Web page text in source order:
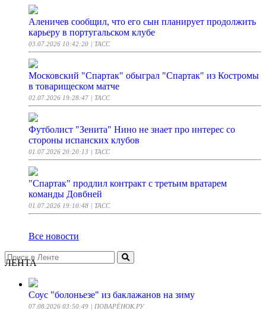
Аленичев сообщил, что его сын планирует продолжить
карьеру в португальском клубе
03.07.2026 10:42:20 | ТАСС
Московский "Спартак" обыграл "Спартак" из Костромы
в товарищеском матче
02.07.2026 19:28:47 | ТАСС
Футболист "Зенита" Нино не знает про интерес со
стороны испанских клубов
01.07.2026 20:20:13 | ТАСС
"Спартак" продлил контракт с третьим вратарем
команды Довбней
01.07.2026 19:10:48 | ТАСС
Все новости
ЛЕНТА
Соус "болоньезе" из баклажанов на зиму
07.08.2026 03:50:49 | ПОВАРЁНОК.РУ